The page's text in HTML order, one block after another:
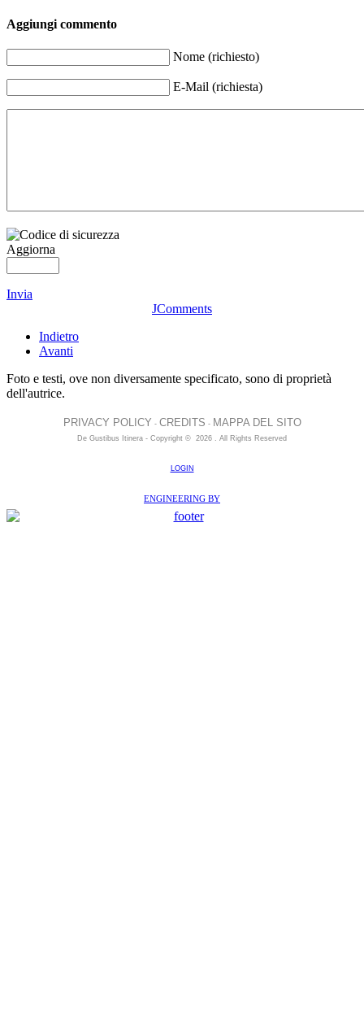
Aggiungi commento
Nome (richiesto)
E-Mail (richiesta)
Aggiorna
Invia
JComments
Indietro
Avanti
Foto e testi, ove non diversamente specificato, sono di proprietà
dell'autrice.
PRIVACY POLICY - CREDITS - MAPPA DEL SITO
De Gustibus Itinera - Copyright © 2026 All Rights Reserved
LOGIN
ENGINEERING BY